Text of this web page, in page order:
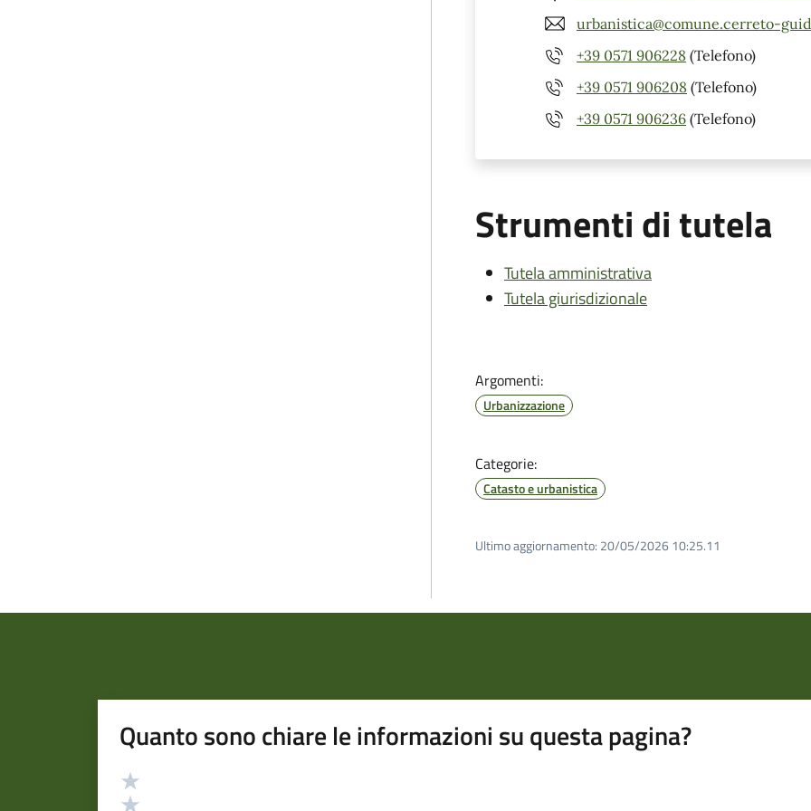
urbanistica@comune.cerreto-
+39 0571 906228 (Telefono)
+39 0571 906208 (Telefono)
+39 0571 906236 (Telefono)
Strumenti di tutela
Tutela amministrativa
Tutela giurisdizionale
Argomenti:
Urbanizzazione
Categorie:
Catasto e urbanistica
Ultimo aggiornamento: 20/05/2026 10:25.11
Quanto sono chiare le informazioni su questa pagina?
Valutazione